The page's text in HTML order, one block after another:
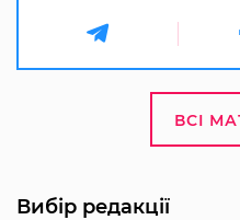
ВСІ
Вибір редакції